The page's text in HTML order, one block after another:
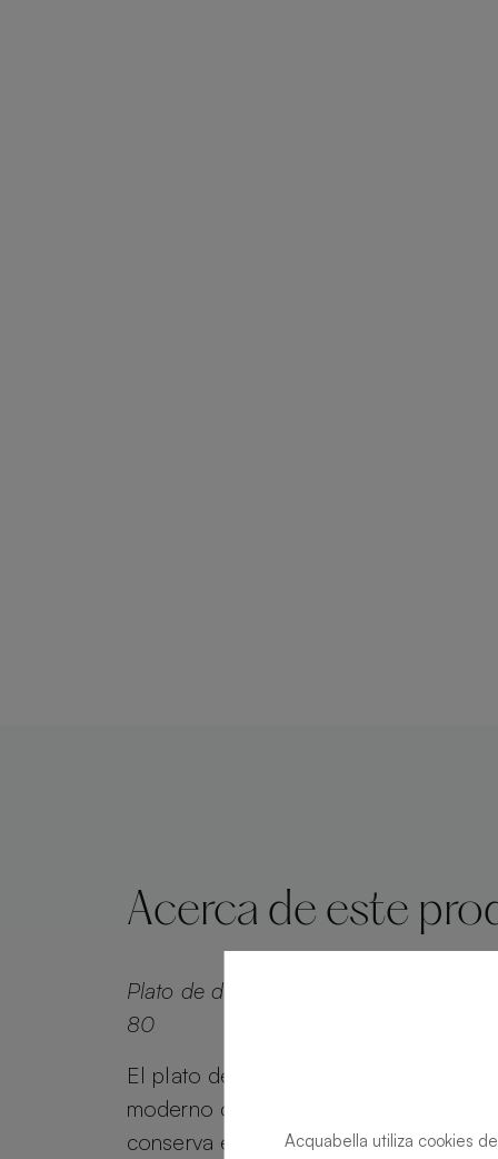
Acerca de este
Plato de ducha Alma Slate Crema
80
El plato de ducha Alma Slate combina
moderno con el atractivo atemporal.
conserva el encanto del efecto
Acquabella utiliza cookies